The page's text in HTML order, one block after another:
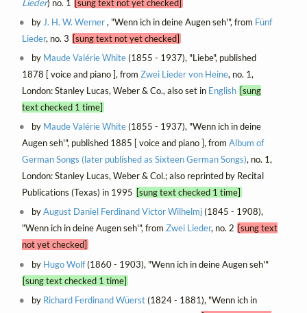
Lieder) no. 1
[sung text not yet checked]
byJ. H. W. Werner, "Wenn ich in deine Augen seh'", from Fünf
Lieder, no. 3 [sung text not yet checked]
by Maude Valérie White(1855 - 1937), "Liebe", published
1878 [ voice and piano ], from Zwei Lieder von Heine, no. 1,
London: Stanley Lucas, Weber & Co., also set in English [sung
text checked 1 time]
by Maude Valérie White(1855 - 1937), "Wenn ich in deine
Augen seh'", published 1885 [ voice and piano ], from Album of
German Songs (later published as Sixteen German Songs), no. 1,
London: Stanley Lucas, Weber & Col.; also reprinted by Recital
Publications (Texas) in 1995 [sung text checked 1 time]
byAugust Daniel Ferdinand Victor Wilhelmj(1845 - 1908),
"Wenn ich in deine Augen seh'", from Zwei Lieder, no. 2 [sung text
not yet checked]
by Hugo Wolf(1860 - 1903), "Wenn ich in deine Augen seh'"
[sung text checked 1 time]
by Richard Ferdinand Wüerst(1824 - 1881), "Wenn ich in